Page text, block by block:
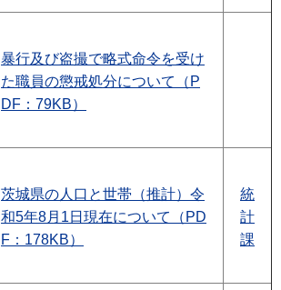
暴行及び盗撮で略式命令を受け
た職員の懲戒処分について（P
DF：79KB）
茨城県の人口と世帯（推計）令
和5年8月1日現在について（PD
F：178KB）
統
計
課